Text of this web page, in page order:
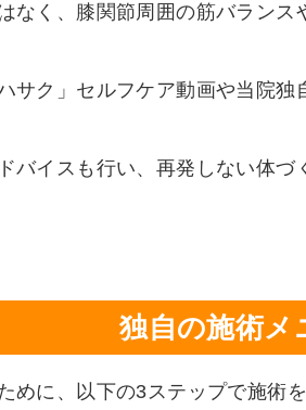
なく、膝関節周囲の筋バラン
サク」セルフケア動画や当院
バイスも行い、再発しない体づ
独自の施術メ
めに、以下の3ステップで施術